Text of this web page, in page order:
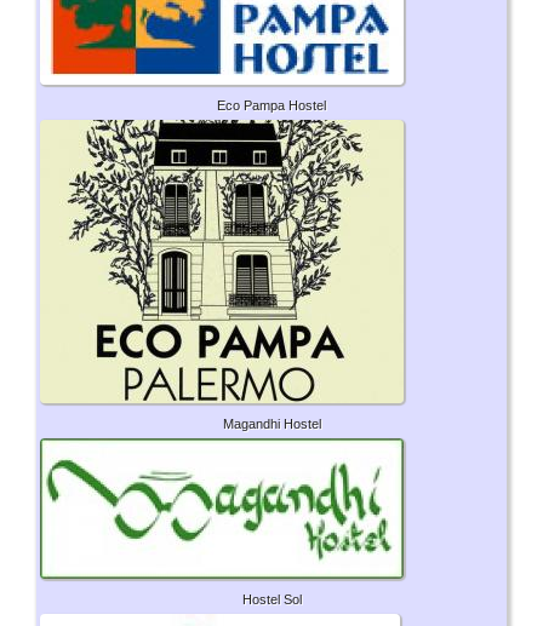
Eco Pampa Hostel
Magandhi Hostel
Hostel Sol